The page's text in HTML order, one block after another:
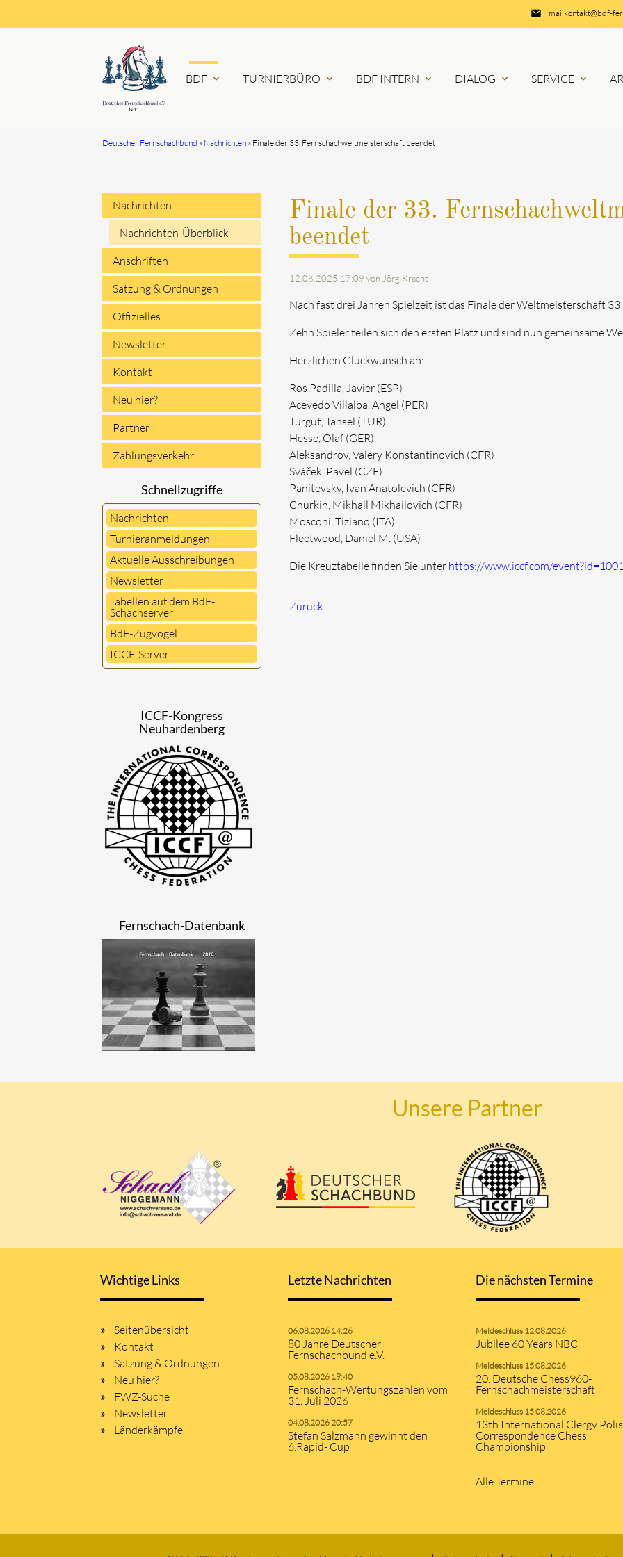
email mailkontakt@bdf-
BDF expand_more TURNIERBÜRO expand_more BDF INTERN expand_more DIALOG expand_more SERVICE expand_more
Deutscher Fernschachbund Nachrichten Finale der 33. Fernschachweltmeisterschaft beendet
Finale der 33.
beendet
12.08.2025 17:09 von Jörg Kracht
Nach fast drei Jahren Spielzeit ist das Finale der Weltmeisterschaft 33
Zehn Spieler teilen sich den ersten Platz und sind nun gemeinsame
Herzlichen Glückwunsch an:
Ros Padilla, Javier (ESP)
Acevedo Villalba, Angel (PER)
Turgut, Tansel (TUR)
Hesse, Olaf (GER)
Aleksandrov, Valery Konstantinovich (CFR)
Sváček, Pavel (CZE)
Panitevsky, Ivan Anatolevich (CFR)
Churkin, Mikhail Mikhailovich (CFR)
Mosconi, Tiziano (ITA)
Fleetwood, Daniel M. (USA)
Die Kreuztabelle finden Sie unter https://www.iccf.com/
Zurück
Navigation
überspringen
Nachrichten
Nachrichten-Überblick
Anschriften
Satzung & Ordnungen
Offizielles
Newsletter
Kontakt
Neu hier?
Partner
Zahlungsverkehr
Schnellzugriffe
Nachrichten
Turnieranmeldungen
Aktuelle Ausschreibungen
Newsletter
Tabellen auf dem BdF-
Schachserver
BdF-Zugvogel
ICCF-Server
ICCF-Kongress
Neuhardenberg
Fernschach-Datenbank
Unsere Partner
Wichtige Links
Seitenübersicht
Kontakt
Satzung & Ordnungen
Neu hier?
FWZ-Suche
Newsletter
Länderkämpfe
Letzte Nachrichten
06.08.2026 14:26
80 Jahre Deutscher
Fernschachbund e.V.
05.08.2026 19:40
Fernschach-Wertungszahlen vom
31. Juli 2026
04.08.2026 20:57
Stefan Salzmann gewinnt den
6.Rapid- Cup
Die nächsten Termine
Meldeschluss 12.08.2026
Jubilee 60 Years NBC
Meldeschluss 15.08.2026
20. Deutsche Chess960-
Fernschachmeisterschaft
Meldeschluss 15.08.2026
13th International Clergy
Correspondence Chess
Championship
Alle Termine